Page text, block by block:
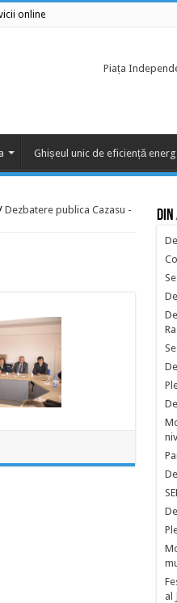
online
Piața
Ghișeul unic de eficiență
Dezbatere publica Cazasu -
al